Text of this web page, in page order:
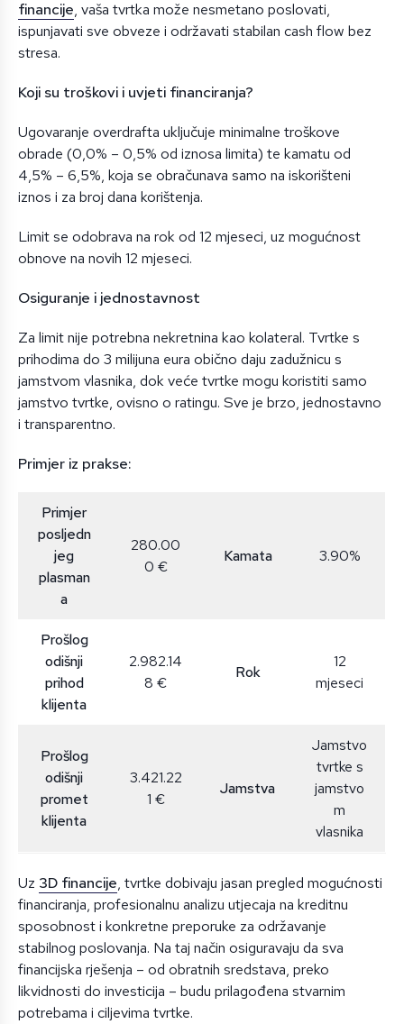
financije, vaša tvrtka može nesmetano poslovati,
ispunjavati sve obveze i održavati stabilan cash flow bez
stresa.
Koji su troškovi i uvjeti financiranja?
Ugovaranje overdrafta uključuje minimalne troškove
obrade (0,0% – 0,5% od iznosa limita) te kamatu od
4,5% – 6,5%, koja se obračunava samo na iskorišteni
iznos i za broj dana korištenja.
Limit se odobrava na rok od 12 mjeseci, uz mogućnost
obnove na novih 12 mjeseci.
Osiguranje i jednostavnost
Za limit nije potrebna nekretnina kao kolateral. Tvrtke s
prihodima do 3 milijuna eura obično daju zadužnicu s
jamstvom vlasnika, dok veće tvrtke mogu koristiti samo
jamstvo tvrtke, ovisno o ratingu. Sve je brzo, jednostavno
i transparentno.
Primjer iz prakse:
Primjer
posljedn
jeg
plasman
a
280.00
0 €
Kamata 3.90%
Prošlog
odišnji
prihod
klijenta
2.982.14
8 €
Rok
12
mjeseci
Prošlog
odišnji
promet
klijenta
3.421.22
1 €
Jamstva
Jamstvo
tvrtke s
jamstvo
m
vlasnika
Uz 3D financije, tvrtke dobivaju jasan pregled mogućnosti
financiranja, profesionalnu analizu utjecaja na kreditnu
sposobnost i konkretne preporuke za održavanje
stabilnog poslovanja. Na taj način osiguravaju da sva
financijska rješenja – od obratnih sredstava, preko
likvidnosti do investicija – budu prilagođena stvarnim
potrebama i ciljevima tvrtke.